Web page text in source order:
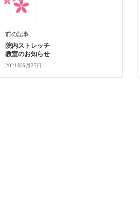
前の記事
院内ストレッチ
教室のお知らせ
2021年6月25日